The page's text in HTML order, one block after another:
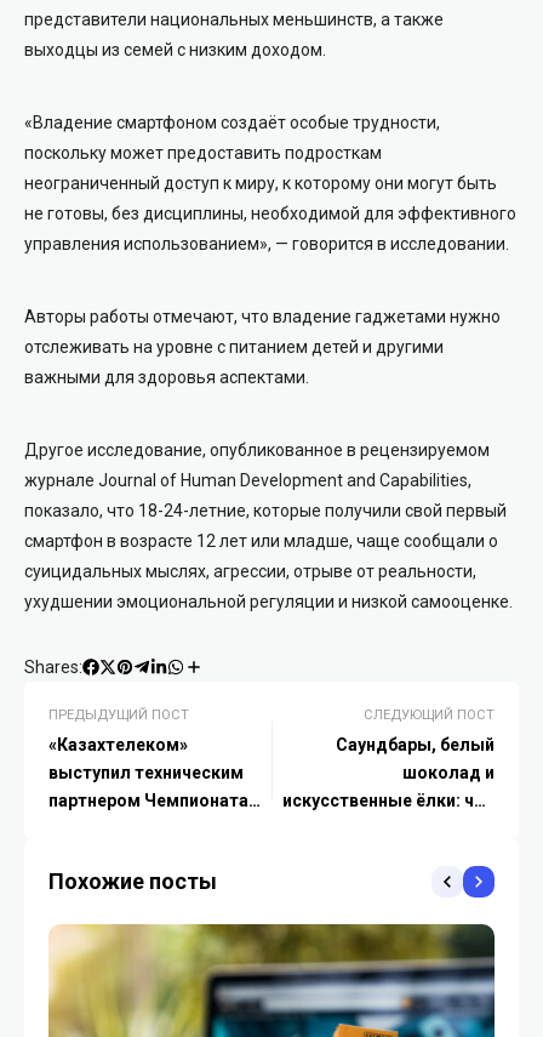
представители национальных меньшинств, а также
выходцы из семей с низким доходом.
«Владение смартфоном создаёт особые трудности,
поскольку может предоставить подросткам
неограниченный доступ к миру, к которому они могут быть
не готовы, без дисциплины, необходимой для эффективного
управления использованием», — говорится в исследовании.
Авторы работы отмечают, что владение гаджетами нужно
отслеживать на уровне с питанием детей и другими
важными для здоровья аспектами.
Другое исследование, опубликованное в рецензируемом
журнале Journal of Human Development and Capabilities,
показало, что 18-24-летние, которые получили свой первый
смартфон в возрасте 12 лет или младше, чаще сообщали о
суицидальных мыслях, агрессии, отрыве от реальности,
ухудшении эмоциональной регуляции и низкой самооценке.
Shares:
ПРЕДЫДУЩИЙ ПОСТ
«Казахтелеком»
выступил техническим
партнером Чемпионата
СЛЕДУЮЩИЙ ПОСТ
Саундбары, белый
шоколад и
искусственные ёлки: что
Похожие посты